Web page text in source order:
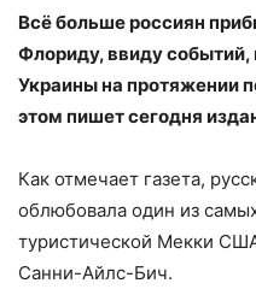
Всё больше россиян
Флориду, ввиду
Украины на протяжении
этом пишет сегодня
Как отмечает газета,
облюбовала один из
туристической Мекки
Санни-Айлс-Бич.